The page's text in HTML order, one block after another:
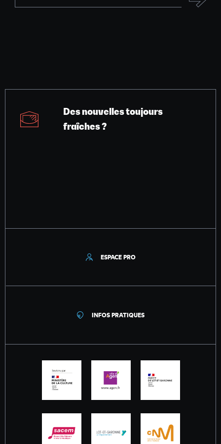
Des nouvelles toujours
fraîches ?
ESPACE PRO
INFOS PRATIQUES